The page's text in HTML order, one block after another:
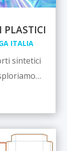
PLASTICI
ITALIA
sintetici